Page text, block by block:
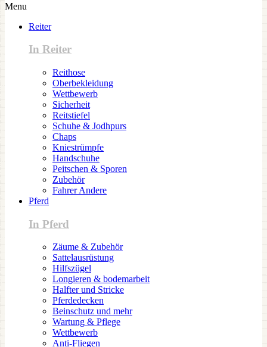
Menu
Reiter
In Reiter
Reithose
Oberbekleidung
Wettbewerb
Sicherheit
Reitstiefel
Schuhe & Jodhpurs
Chaps
Kniestrümpfe
Handschuhe
Peitschen & Sporen
Zubehör
Fahrer Andere
Pferd
In Pferd
Zäume & Zubehör
Sattelausrüstung
Hilfszügel
Longieren & bodemarbeit
Halfter und Stricke
Pferdedecken
Beinschutz und mehr
Wartung & Pflege
Wettbewerb
Anti-Fliegen